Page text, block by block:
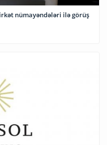
nümayəndələri ilə görüş